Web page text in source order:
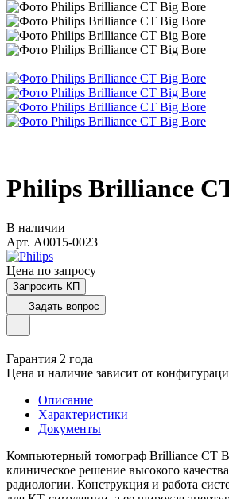
Philips Brilliance
В наличии
Арт. A0015-0023
Цена по запросу
Запросить КП
Задать вопрос
Гарантия 2 года
Цена и наличие зависит от
Описание
Характеристики
Документы
Компьютерный томограф Brilliance CT
клиническое решение высокого
радиологии. Конструкция и работа